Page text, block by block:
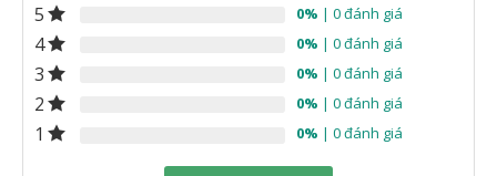
5 0% | 0 đánh giá
4 0% | 0 đánh giá
3 0% | 0 đánh giá
2 0% | 0 đánh giá
1 0% | 0 đánh giá